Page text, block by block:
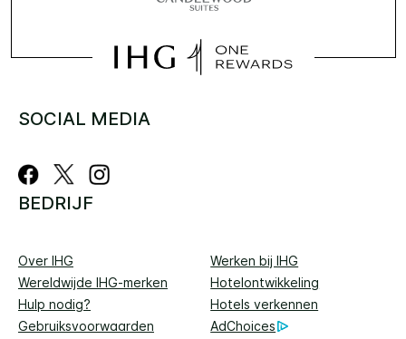
SOCIAL MEDIA
BEDRIJF
Over IHG
Werken bij IHG
Wereldwijde IHG-merken
Hotelontwikkeling
Hulp nodig?
Hotels verkennen
Gebruiksvoorwaarden
AdChoices